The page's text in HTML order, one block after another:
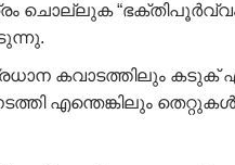
“ഭക്തിപൂർവ്വം
പ്രധാന കവാടത്തിലും
എന്തെങ്കിലും തെറ്റുകൾ